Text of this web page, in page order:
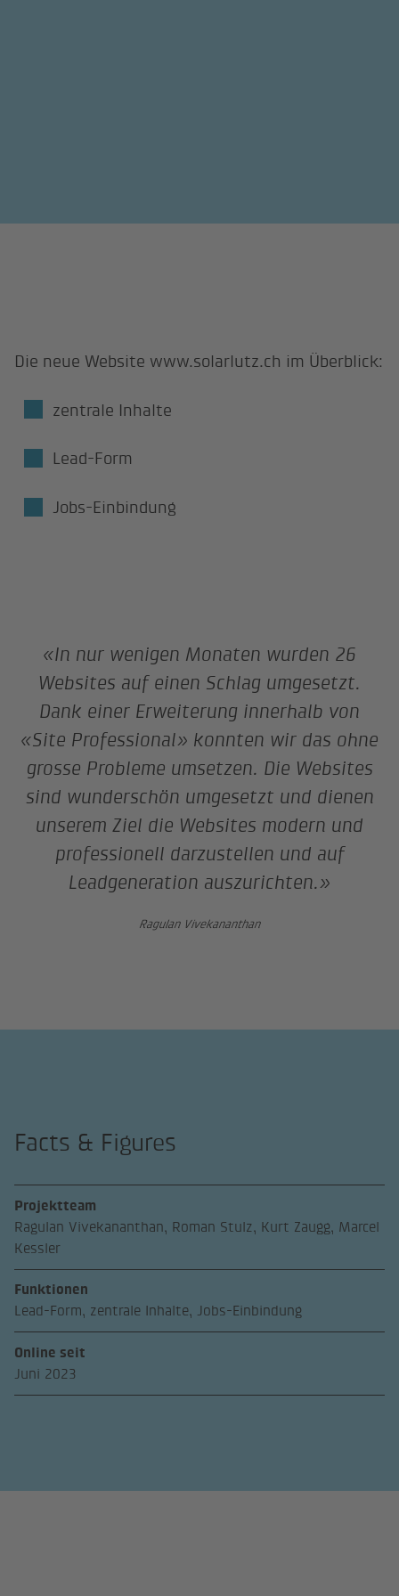
Die neue Website www.solarlutz.ch im Überblick:
zentrale Inhalte
Lead-Form
Jobs-Einbindung
«In nur wenigen Monaten wurden 26
Websites auf einen Schlag umgesetzt.
Dank einer Erweiterung innerhalb von
«Site Professional» konnten wir das ohne
grosse Probleme umsetzen. Die Websites
sind wunderschön umgesetzt und dienen
unserem Ziel die Websites modern und
professionell darzustellen und auf
Leadgeneration auszurichten.»
Ragulan Vivekananthan
Facts & Figures
Projektteam
Ragulan Vivekananthan, Roman Stulz, Kurt Zaugg, Marcel
Kessler
Funktionen
Lead-Form, zentrale Inhalte, Jobs-Einbindung
Online seit
Juni 2023